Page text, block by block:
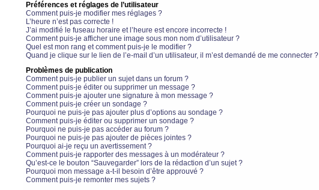
Préférences et réglages de l’utilisateur
Comment puis-je modifier mes réglages ?
L’heure n’est pas correcte !
J’ai modifié le fuseau horaire et l’heure est encore incorrecte !
Comment puis-je afficher une image sous mon nom d’utilisateur ?
Quel est mon rang et comment puis-je le modifier ?
Quand je clique sur le lien de l’e-mail d’un utilisateur, il m’est demandé de me connecter ?
Problèmes de publication
Comment puis-je publier un sujet dans un forum ?
Comment puis-je éditer ou supprimer un message ?
Comment puis-je ajouter une signature à mon message ?
Comment puis-je créer un sondage ?
Pourquoi ne puis-je pas ajouter plus d’options au sondage ?
Comment puis-je éditer ou supprimer un sondage ?
Pourquoi ne puis-je pas accéder au forum ?
Pourquoi ne puis-je pas ajouter de pièces jointes ?
Pourquoi ai-je reçu un avertissement ?
Comment puis-je rapporter des messages à un modérateur ?
Qu’est-ce le bouton “Sauvegarder” lors de la rédaction d’un sujet ?
Pourquoi mon message a-t-il besoin d’être approuvé ?
Comment puis-je remonter mes sujets ?